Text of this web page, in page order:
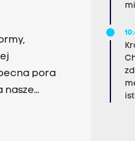
pora
nasze